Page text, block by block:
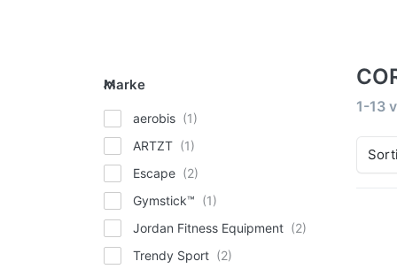
Marke
Marke
aerobis
ARTZT
Escape
Gymstick™
Jordan Fitness Equipment
Trendy Sport
1-13